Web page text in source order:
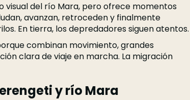
visual del río Mara, pero ofrece momentos
avanzan, retroceden y finalmente
En tierra, los depredadores siguen atentos.
combinan movimiento, grandes
clara de viaje en marcha. La migración
y río Mara